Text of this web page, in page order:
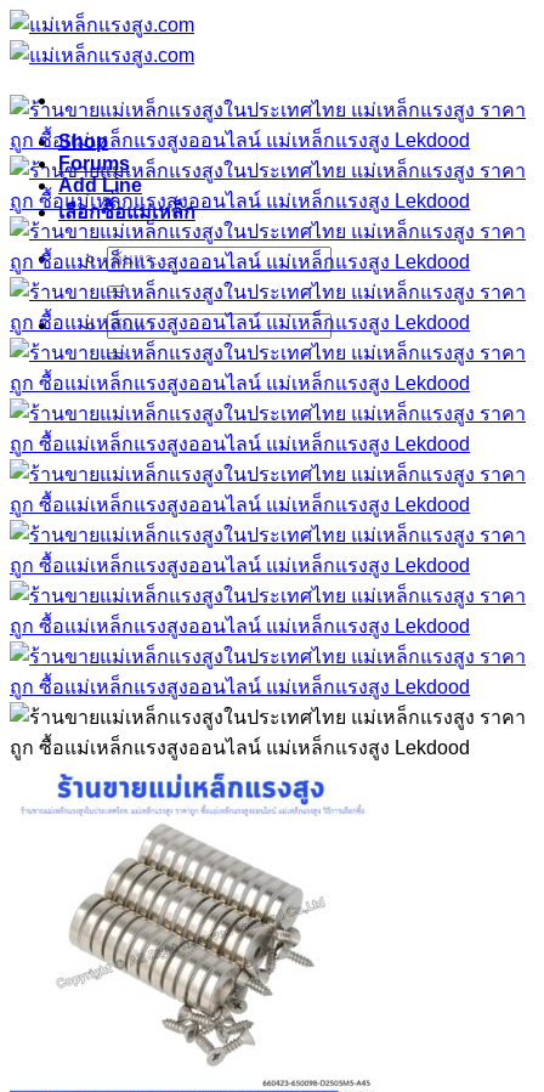
ข้าม
ไป
เนื้อหา
Shop
Forums
Add Line
เลือกซื้อแม่เหล็ก
ค้นหา:
ค้นหา: